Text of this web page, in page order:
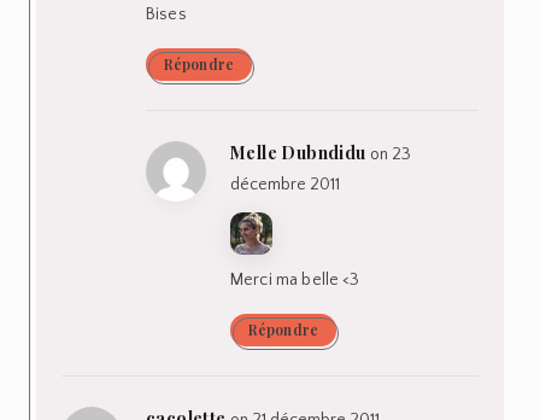
Bises
Répondre
Melle Dubndidu on 23
décembre 2011
Merci ma belle <3
Répondre